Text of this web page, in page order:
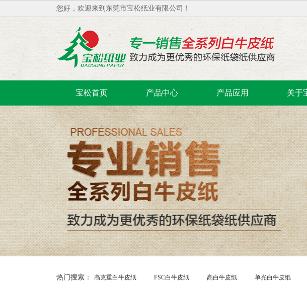
您好，欢迎来到东莞市宝松纸业有限公司！
宝松首页 产品中心 产品应用 关于
热门搜索： 高克重白牛皮纸 FSC白牛皮纸 高白牛皮纸 单光白牛皮纸